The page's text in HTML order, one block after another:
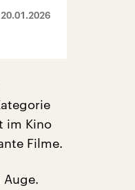
20.01.2026
im Kino
Filme.
Auge.